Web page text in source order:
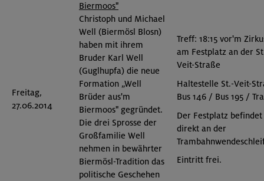
Freitag,
27.06.2014
Biermoos"
Christoph und Michael
Well (Biermösl Blosn)
haben mit ihrem
Bruder Karl Well
(Guglhupfa) die neue
Formation „Well
Brüder aus'm
Biermoos" gegründet.
Die drei Sprosse der
Großfamilie Well
nehmen in bewährter
Biermösl-Tradition das
politische Geschehen
Treff: 18:15 vor'm
am Festplatz an der
Veit-Straße
Haltestelle St.-Veit-
Bus 146 / Bus 195 /
Der Festplatz befindet
direkt an der
Eintritt frei.